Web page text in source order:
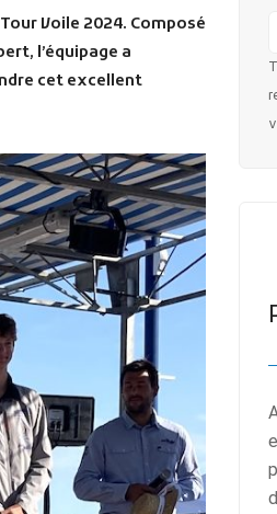
Voile 2024. Composé
l’équipage a
cet excellent